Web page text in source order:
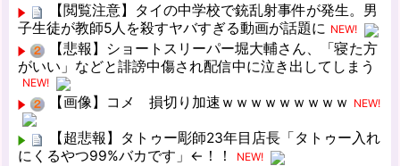
【閲覧注意】タイの中学校で銃乱射事件が発生。男
子生徒が教師5人を殺すヤバすぎる動画が話題に NEW!
【悲報】ショートスリーパー堀大輔さん、「寝た方
がいい」などと誹謗中傷され配信中に泣き出してしまう
NEW!
【画像】コメ 損切り加速ｗｗｗｗｗｗｗｗｗ NEW!
【超悲報】タトゥー彫師23年目店長「タトゥー入れ
にくるやつ99%バカです」←！！
NEW!